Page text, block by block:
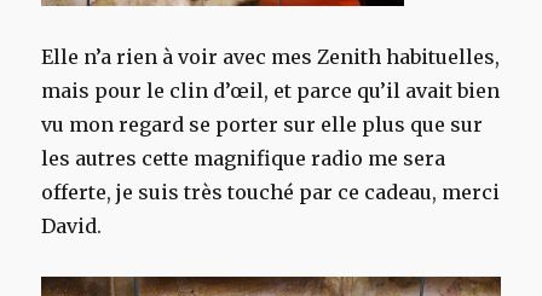
Elle n’a rien à voir avec mes Zenith habituelles,
mais pour le clin d’œil, et parce qu’il avait bien
vu mon regard se porter sur elle plus que sur
les autres cette magnifique radio me sera
offerte, je suis très touché par ce cadeau, merci
David.